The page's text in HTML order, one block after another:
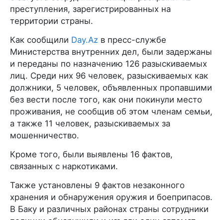
преступления, зарегистрированных на
территории страны.
Как сообщили Day.Az в пресс-службе
Министерства внутренних дел, были задержаны
и переданы по назначению 126 разыскиваемых
лиц. Среди них 96 человек, разыскиваемых как
должники, 5 человек, объявленных пропавшими
без вести после того, как они покинули место
проживания, не сообщив об этом членам семьи,
а также 11 человек, разыскиваемых за
мошенничество.
Кроме того, были выявлены 16 фактов,
связанных с наркотиками.
Также установлены 9 фактов незаконного
хранения и обнаружения оружия и боеприпасов.
В Баку и различных районах страны сотрудники